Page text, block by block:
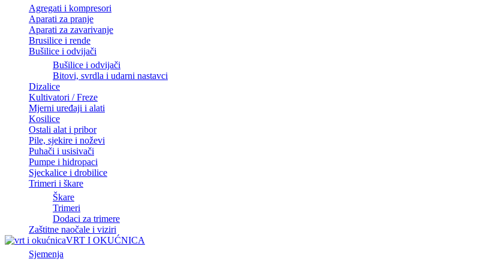
Agregati i kompresori
Aparati za pranje
Aparati za zavarivanje
Brusilice i rende
Bušilice i odvijači
Bušilice i odvijači
Bitovi, svrdla i udarni nastavci
Dizalice
Kultivatori / Freze
Mjerni uređaji i alati
Kosilice
Ostali alat i pribor
Pile, sjekire i noževi
Puhači i usisivači
Pumpe i hidropaci
Sjeckalice i drobilice
Trimeri i škare
Škare
Trimeri
Dodaci za trimere
Zaštitne naočale i viziri
VRT I OKUĆNICA
Sjemenja